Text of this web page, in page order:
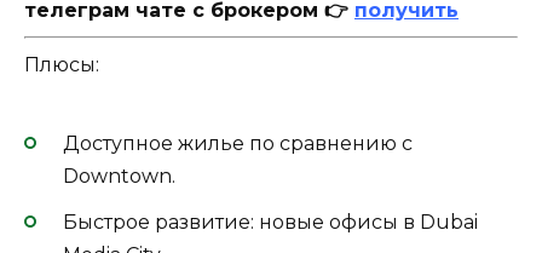
телеграм чате с брокером 👉 получить
Плюсы:
Доступное жилье по сравнению с
Downtown.
Быстрое развитие: новые офисы в Dubai